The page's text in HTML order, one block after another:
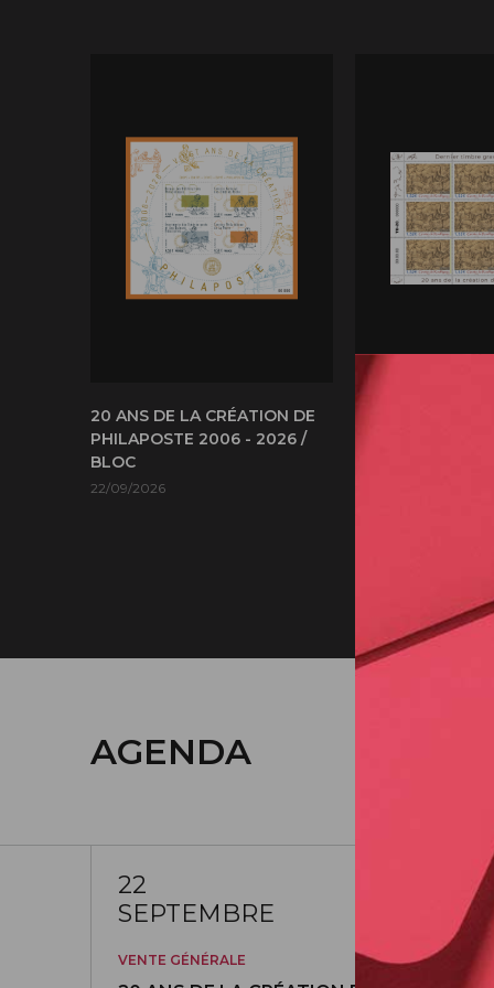
20 ANS DE LA CRÉATION DE
PHILAPOSTE 2006 - 2026 /
BLOC
22/09/2026
20 ANS DE LA
PHILAPOSTE
GROTTE DE
DERNIER
AGENDA
22
SEPTEMBRE
VENTE GÉNÉRALE